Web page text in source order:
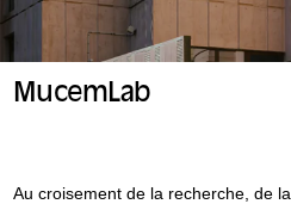
MucemLab
Au croisement de la recherche, de la